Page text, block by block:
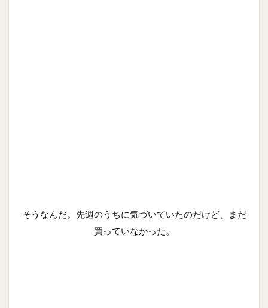
そうなんだ。先週のうちに気づいていたのだけど、まだ
買っていなかった。